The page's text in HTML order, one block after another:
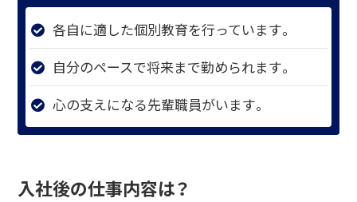
各自に適した個別教育を行っています。
自分のペースで将来まで勤められます。
心の支えになる先輩職員がいます。
入社後の仕事内容は？